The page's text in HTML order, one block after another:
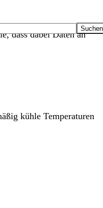
dass dabei Daten an
kühle Temperaturen